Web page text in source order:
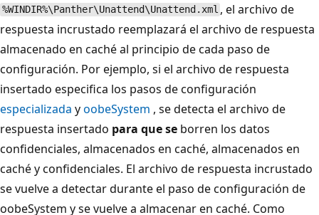
%WINDIR%\Panther\Unattend\Unattend.xml , el archivo de
respuesta incrustado reemplazará el archivo de respuesta
almacenado en caché al principio de cada paso de
configuración. Por ejemplo, si el archivo de respuesta
insertado especifica los pasos de configuración
especializada yoobeSystem , se detecta el archivo de
respuesta insertado para que se borren los datos
confidenciales, almacenados en caché, almacenados en
caché y confidenciales. El archivo de respuesta incrustado
se vuelve a detectar durante el paso de configuración de
oobeSystem y se vuelve a almacenar en caché. Como